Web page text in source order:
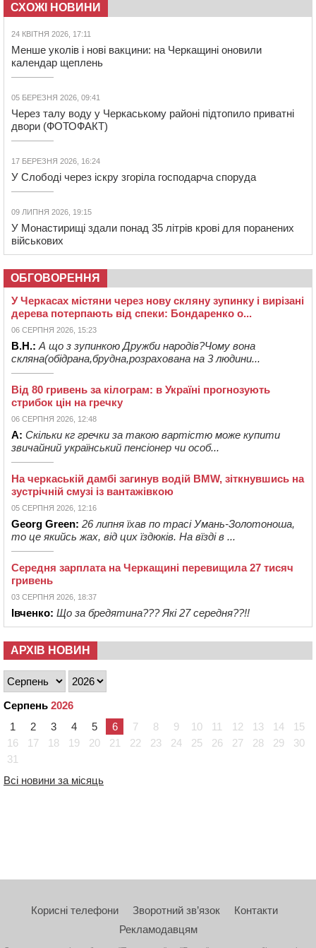
СХОЖІ НОВИНИ
24 КВІТНЯ 2026, 17:11
Менше уколів і нові вакцини: на Черкащині оновили
календар щеплень
05 БЕРЕЗНЯ 2026, 09:41
Через талу воду у Черкаському районі підтопило приватні
двори (ФОТОФАКТ)
17 БЕРЕЗНЯ 2026, 16:24
У Слободі через іскру згоріла господарча споруда
09 ЛИПНЯ 2026, 19:15
У Монастирищі здали понад 35 літрів крові для поранених
військових
ОБГОВОРЕННЯ
У Черкасах містяни через нову скляну зупинку і вирізані
дерева потерпають від спеки: Бондаренко о...
06 СЕРПНЯ 2026, 15:23
В.Н.: А що з зупинкою Дружби народів?Чому вона
скляна(обідрана,брудна,розрахована на 3 людини...
Від 80 гривень за кілограм: в Україні прогнозують
стрибок цін на гречку
06 СЕРПНЯ 2026, 12:48
А: Скільки кг гречки за такою вартістю може купити
звичайний український пенсіонер чи особ...
На черкаській дамбі загинув водій BMW, зіткнувшись на
зустрічній смузі із вантажівкою
05 СЕРПНЯ 2026, 12:16
Georg Green: 26 липня їхав по трасі Умань-Золотоноша,
то це якийсь жах, від цих їздюків. На вїзді в ...
Середня зарплата на Черкащині перевищила 27 тисяч
гривень
03 СЕРПНЯ 2026, 18:37
Івченко: Що за бредятина??? Які 27 середня??!!
АРХІВ НОВИН
Серпень 2026
1
2 3 4 5 6 7 8 9 10 11 12 13 14
15
16
17 18 19 20 21 22 23 24 25 26 27 28 29
30
31
Всі новини за місяць
Корисні телефони Зворотний зв’язок
Контакти
Рекламодавцям